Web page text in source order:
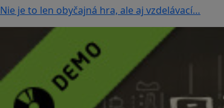
Nie je to len obyčajná hra, ale aj vzdelávací…